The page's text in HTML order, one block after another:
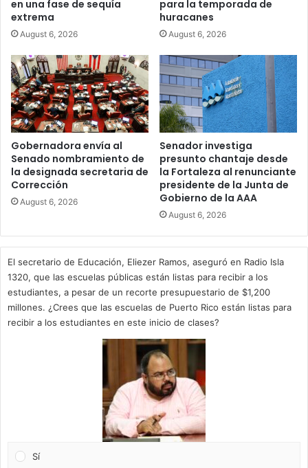
en una fase de sequía
extrema
August 6, 2026
para la temporada de
huracanes
August 6, 2026
Gobernadora envía al
Senado nombramiento de
la designada secretaria de
Corrección
August 6, 2026
Senador investiga
presunto chantaje desde
la Fortaleza al renunciante
presidente de la Junta de
Gobierno de la AAA
August 6, 2026
El secretario de Educación, Eliezer Ramos, aseguró en Radio Isla
1320, que las escuelas públicas están listas para recibir a los
estudiantes, a pesar de un recorte presupuestario de $1,200
millones. ¿Crees que las escuelas de Puerto Rico están listas para
recibir a los estudiantes en este inicio de clases?
Sí